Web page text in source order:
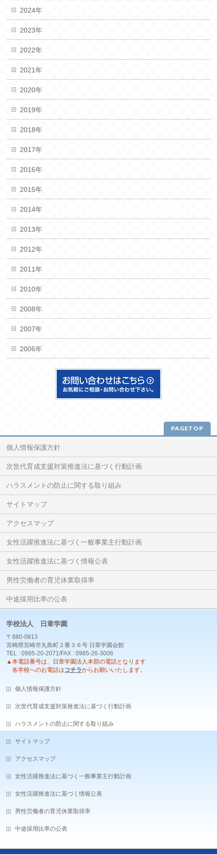
2024年
2023年
2022年
2021年
2020年
2019年
2018年
2017年
2016年
2015年
2014年
2013年
2012年
2011年
2010年
2008年
2007年
2006年
PAGETOP
個人情報保護方針
次世代育成支援対策推進法に基づく行動計画
ハラスメントの防止に関する取り組み
サイトマップ
アクセスマップ
女性活躍推進法に基づく一般事業主行動計画
女性活躍推進法に基づく情報公表
男性労働者の育児休業取得率
中途採用比率の公表
学校法人 日章学園
〒880-0813
宮崎県宮崎市丸島町２番３６号 日章学園会館
TEL : 0985-20-2071/FAX : 0985-26-3006
▲本電話番号は、日章学園法人本部の電話となります
各学校へのお電話は コチラからお願いいたします。
個人情報保護方針
次世代育成支援対策推進法に基づく行動計画
ハラスメントの防止に関する取り組み
サイトマップ
アクセスマップ
女性活躍推進法に基づく一般事業主行動計画
女性活躍推進法に基づく情報公表
男性労働者の育児休業取得率
中途採用比率の公表